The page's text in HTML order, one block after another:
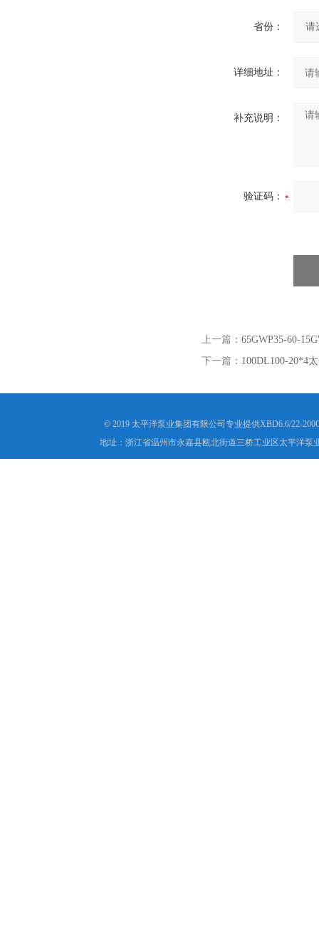
省份：
详细地址：
补充说明：
验证码：
上一篇： 65GWP35-60-
下一篇： 100DL100-20*4
© 2019 太平洋泵业集团有限公司专业提供XBD6.6/22-
地址：浙江省温州市永嘉县瓯北街道三桥工业区太平洋泵